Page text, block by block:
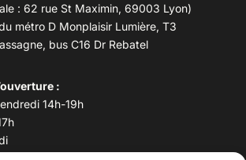
: 62 rue St Maximin, 69003 Lyon)
métro D Monplaisir Lumière, T3
bus C16 Dr Rebatel
:
14h-19h